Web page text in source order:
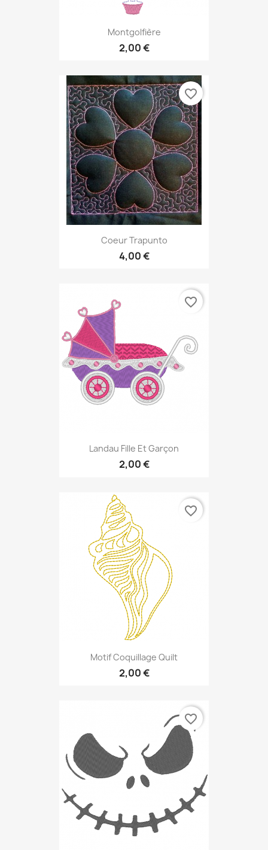
Montgolfière
2,00 €
Coeur Trapunto
4,00 €
favorite_border
Landau Fille Et Garçon
2,00 €
favorite_border
Motif Coquillage Quilt
2,00 €
favorite_border
favorite_border